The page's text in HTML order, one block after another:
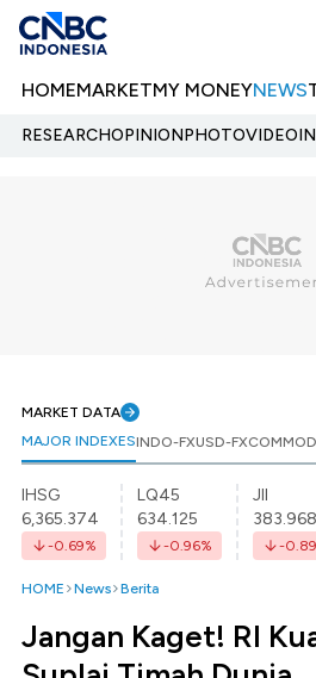
HOMEMARKETMY MONEYNEWS
RESEARCHOPINIONPHOTOVIDEO
MARKET DATA
MAJOR INDEXESINDO-FXUSD-FX
IHSG
6,365.374
-0.69%
LQ45
634.125
-0.96%
JII
383.968
-0.89
HOME News Berita
Jangan Kaget! RI